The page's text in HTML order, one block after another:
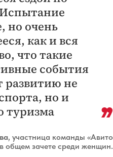
но очень
как и вся
что такие
события
развитию не
но и
туризма
, участница команды «Авито
общем зачете среди женщин.